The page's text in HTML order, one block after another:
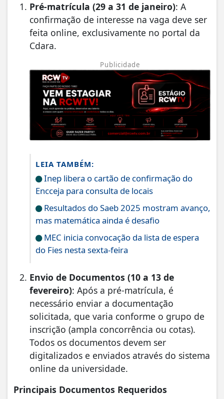
Pré-matrícula (29 a 31 de janeiro): A
confirmação de interesse na vaga deve ser
feita online, exclusivamente no portal da
Cdara.
Publicidade
LEIA TAMBÉM:
Inep libera o cartão de confirmação do
Encceja para consulta de locais
Resultados do Saeb 2025 mostram avanço,
mas matemática ainda é desafio
MEC inicia convocação da lista de espera
do Fies nesta sexta-feira
Envio de Documentos (10 a 13 de
fevereiro): Após a pré-matrícula, é
necessário enviar a documentação
solicitada, que varia conforme o grupo de
inscrição (ampla concorrência ou cotas).
Todos os documentos devem ser
digitalizados e enviados através do sistema
online da universidade.
Principais Documentos Requeridos